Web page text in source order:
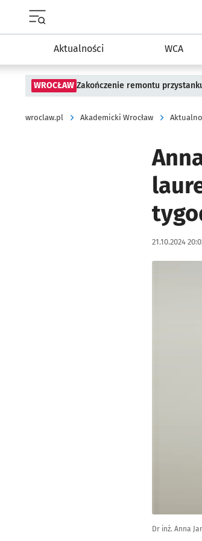
Menu główne portalu wroclaw.pl
Aktualności WCA
WROCŁAW Zakończenie remontu
wroclaw.pl Akademicki Wrocław
Data
21.10.2024
Dr inż. Anna